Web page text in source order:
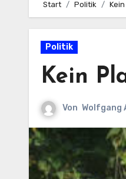
Start Politik
Politik
Kein
Von Wolfgang